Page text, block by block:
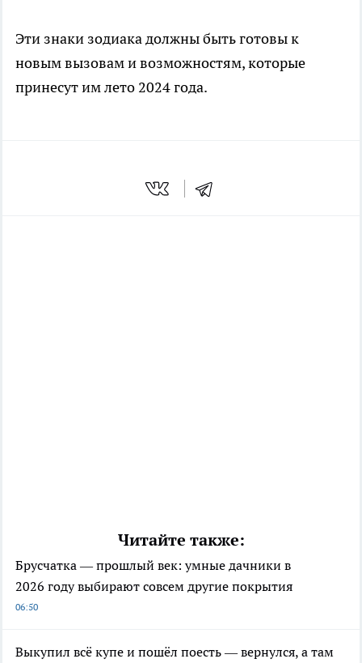
Эти знаки зодиака должны быть готовы к
новым вызовам и возможностям, которые
принесут им лето 2024 года.
Читайте также:
Брусчатка — прошлый век: умные дачники в
2026 году выбирают совсем другие покрытия
06:50
Выкупил всё купе и пошёл поесть — вернулся, а там